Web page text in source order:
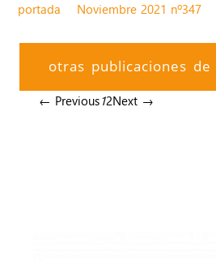
portada
Noviembre 2021 nº347
otras publicaciones
← Previous12Next →